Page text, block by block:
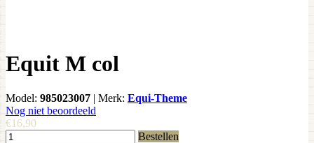
Equit M col
Model: 985023007 | Merk: Equi-Theme
Nog niet beoordeeld
€16,90
Bestellen